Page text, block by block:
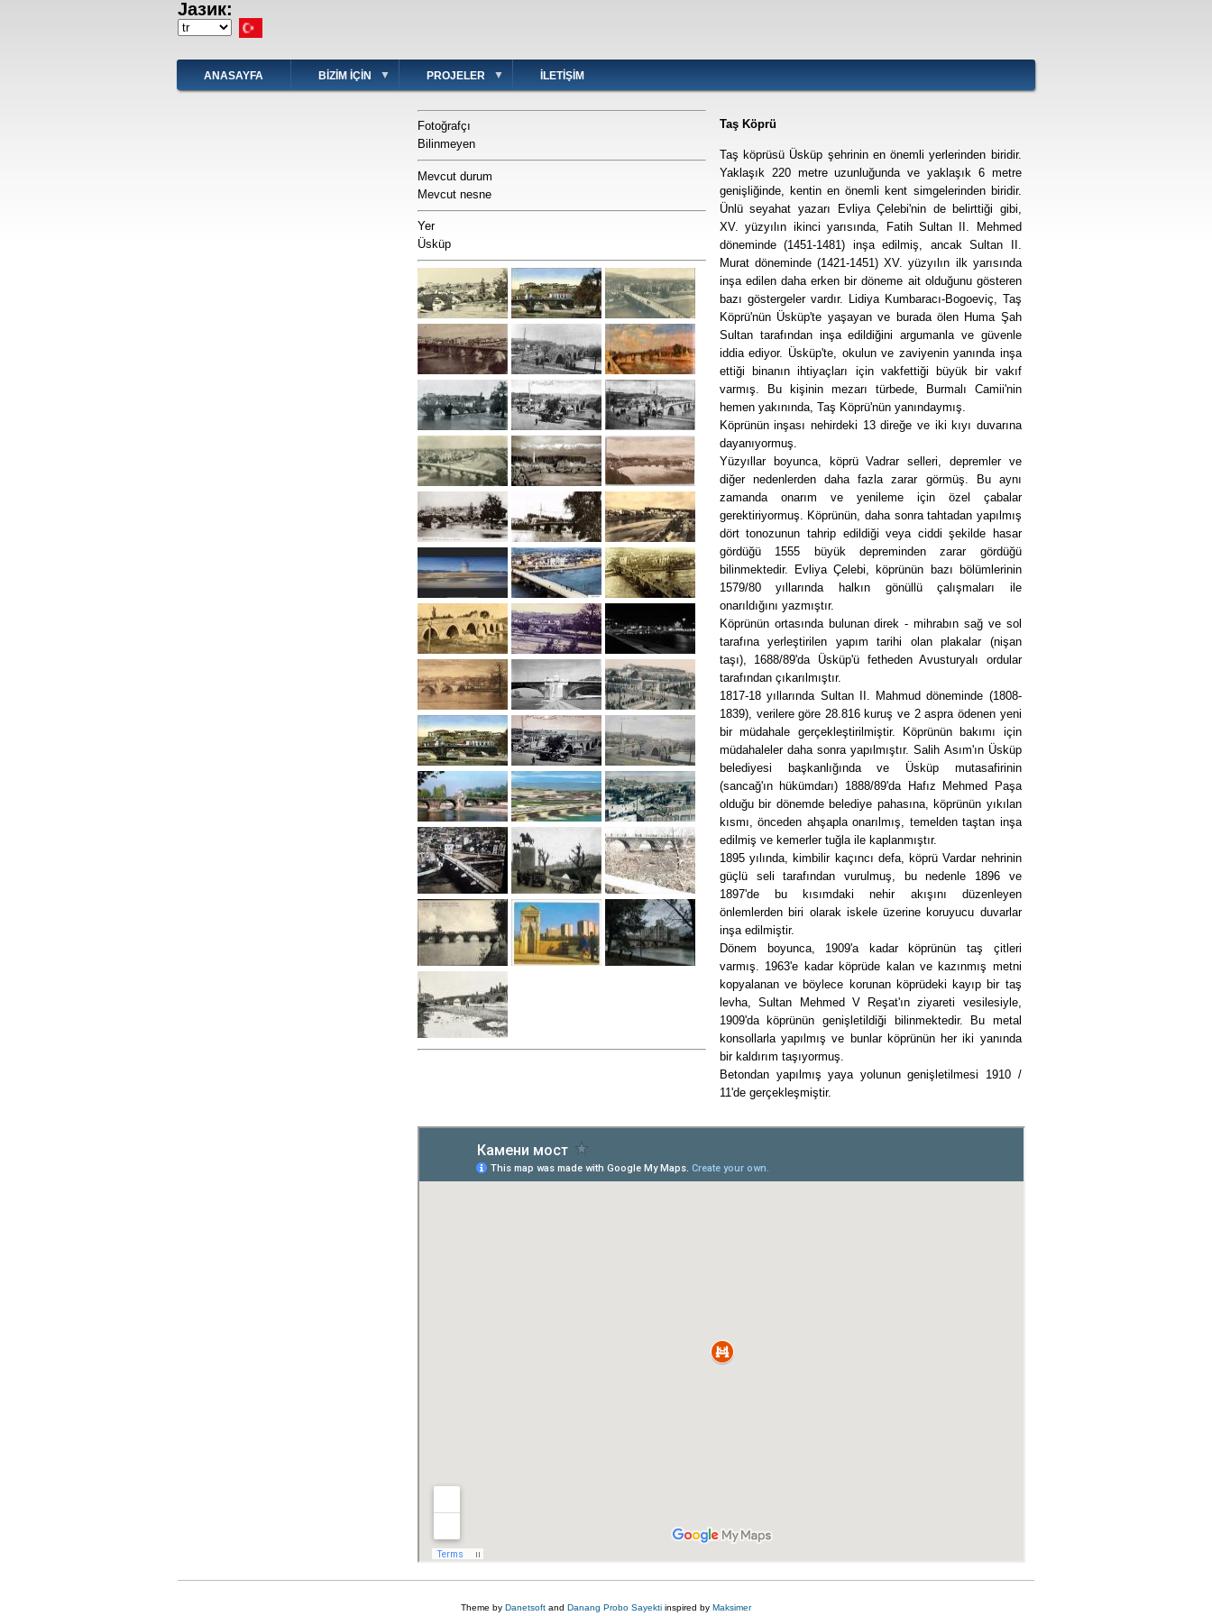
Јазик:
Select
language
ANASAYFA BIZIM IÇIN PROJELER İLETIŞIM
Fotoğrafçı
Bilinmeyen
Mevcut durum
Mevcut nesne
Yer
Üsküp
Taş Köprü
Taş köprüsü Üsküp şehrinin en önemli yerlerinden biridir.
Yaklaşık 220 metre uzunluğunda ve yaklaşık 6 metre
genişliğinde, kentin en önemli kent simgelerinden biridir.
Ünlü seyahat yazarı Evliya Çelebi'nin de belirttiği gibi,
XV. yüzyılın ikinci yarısında, Fatih Sultan II. Mehmed
döneminde (1451-1481) inşa edilmiş, ancak Sultan II.
Murat döneminde (1421-1451) XV. yüzyılın ilk yarısında
inşa edilen daha erken bir döneme ait olduğunu gösteren
bazı göstergeler vardır. Lidiya Kumbaracı-Bogoeviç, Taş
Köprü'nün Üsküp'te yaşayan ve burada ölen Huma Şah
Sultan tarafından inşa edildiğini argumanla ve güvenle
iddia ediyor. Üsküp'te, okulun ve zaviyenin yanında inşa
ettiği binanın ihtiyaçları için vakfettiği büyük bir vakıf
varmış. Bu kişinin mezarı türbede, Burmalı Camii'nin
hemen yakınında, Taş Köprü'nün yanındaymış.
Köprünün inşası nehirdeki 13 direğe ve iki kıyı duvarına
dayanıyormuş.
Yüzyıllar boyunca, köprü Vadrar selleri, depremler ve
diğer nedenlerden daha fazla zarar görmüş. Bu aynı
zamanda onarım ve yenileme için özel çabalar
gerektiriyormuş. Köprünün, daha sonra tahtadan yapılmış
dört tonozunun tahrip edildiği veya ciddi şekilde hasar
gördüğü 1555 büyük depreminden zarar gördüğü
bilinmektedir. Evliya Çelebi, köprünün bazı bölümlerinin
1579/80 yıllarında halkın gönüllü çalışmaları ile
onarıldığını yazmıştır.
Köprünün ortasında bulunan direk - mihrabın sağ ve sol
tarafına yerleştirilen yapım tarihi olan plakalar (nişan
taşı), 1688/89'da Üsküp'ü fetheden Avusturyalı ordular
tarafından çıkarılmıştır.
1817-18 yıllarında Sultan II. Mahmud döneminde (1808-
1839), verilere göre 28.816 kuruş ve 2 aspra ödenen yeni
bir müdahale gerçekleştirilmiştir. Köprünün bakımı için
müdahaleler daha sonra yapılmıştır. Salih Asım'ın Üsküp
belediyesi başkanlığında ve Üsküp mutasafirinin
(sancağ'ın hükümdarı) 1888/89'da Hafız Mehmed Paşa
olduğu bir dönemde belediye pahasına, köprünün yıkılan
kısmı, önceden ahşapla onarılmış, temelden taştan inşa
edilmiş ve kemerler tuğla ile kaplanmıştır.
1895 yılında, kimbilir kaçıncı defa, köprü Vardar nehrinin
güçlü seli tarafından vurulmuş, bu nedenle 1896 ve
1897'de bu kısımdaki nehir akışını düzenleyen
önlemlerden biri olarak iskele üzerine koruyucu duvarlar
inşa edilmiştir.
Dönem boyunca, 1909'a kadar köprünün taş çitleri
varmış. 1963'e kadar köprüde kalan ve kazınmış metni
kopyalanan ve böylece korunan köprüdeki kayıp bir taş
levha, Sultan Mehmed V Reşat'ın ziyareti vesilesiyle,
1909'da köprünün genişletildiği bilinmektedir. Bu metal
konsollarla yapılmış ve bunlar köprünün her iki yanında
bir kaldırım taşıyormuş.
Betondan yapılmış yaya yolunun genişletilmesi 1910 /
11'de gerçekleşmiştir.
Theme by Danetsoft and Danang Probo Sayekti inspired by Maksimer